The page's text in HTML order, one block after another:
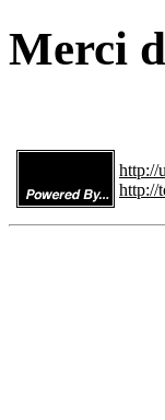
Merci
http://
http://